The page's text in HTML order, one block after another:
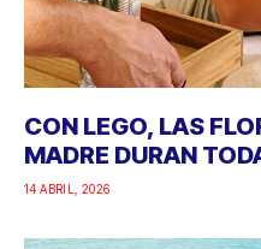
CON LEGO, LAS
MADRE DURAN
14 ABRIL, 2026